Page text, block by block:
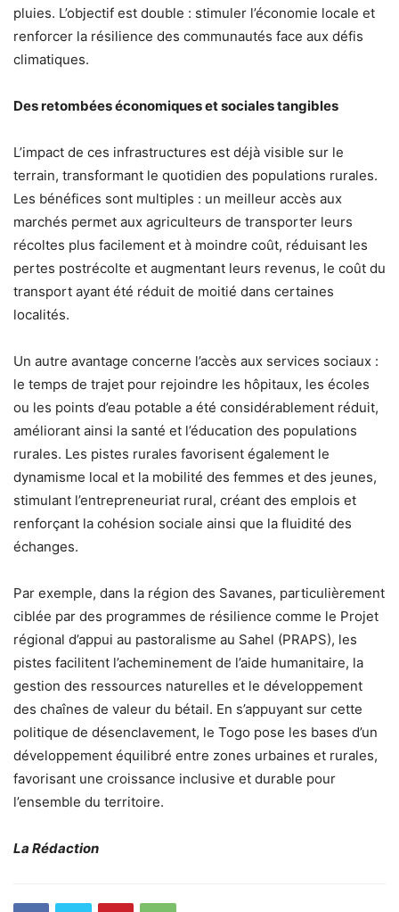
pluies. L’objectif est double : stimuler l’économie locale et
renforcer la résilience des communautés face aux défis
climatiques.
Des retombées économiques et sociales tangibles
L’impact de ces infrastructures est déjà visible sur le
terrain, transformant le quotidien des populations rurales.
Les bénéfices sont multiples : un meilleur accès aux
marchés permet aux agriculteurs de transporter leurs
récoltes plus facilement et à moindre coût, réduisant les
pertes postrécolte et augmentant leurs revenus, le coût du
transport ayant été réduit de moitié dans certaines
localités.
Un autre avantage concerne l’accès aux services sociaux :
le temps de trajet pour rejoindre les hôpitaux, les écoles
ou les points d’eau potable a été considérablement réduit,
améliorant ainsi la santé et l’éducation des populations
rurales. Les pistes rurales favorisent également le
dynamisme local et la mobilité des femmes et des jeunes,
stimulant l’entrepreneuriat rural, créant des emplois et
renforçant la cohésion sociale ainsi que la fluidité des
échanges.
Par exemple, dans la région des Savanes, particulièrement
ciblée par des programmes de résilience comme le Projet
régional d’appui au pastoralisme au Sahel (PRAPS), les
pistes facilitent l’acheminement de l’aide humanitaire, la
gestion des ressources naturelles et le développement
des chaînes de valeur du bétail. En s’appuyant sur cette
politique de désenclavement, le Togo pose les bases d’un
développement équilibré entre zones urbaines et rurales,
favorisant une croissance inclusive et durable pour
l’ensemble du territoire.
La Rédaction